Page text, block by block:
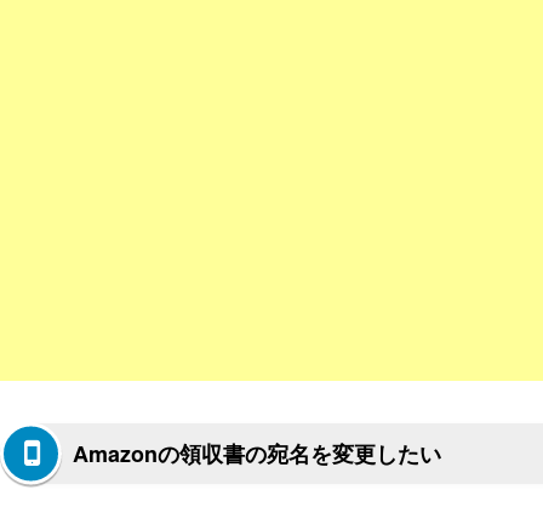
Amazonの領収書の宛名を変更したい